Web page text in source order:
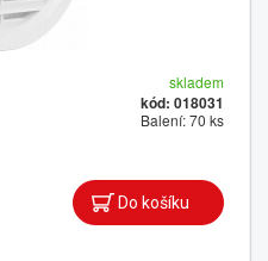
skladem
kód: 018031
Balení: 70 ks